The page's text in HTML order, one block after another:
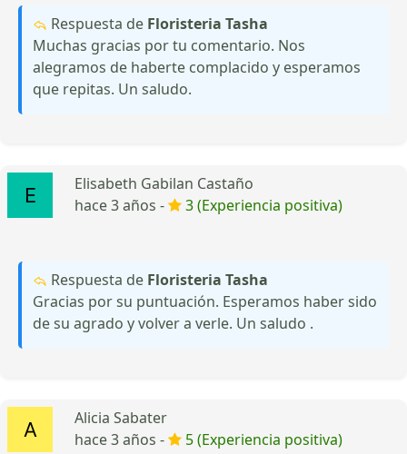
Respuesta de Floristeria Tasha
Muchas gracias por tu comentario. Nos
alegramos de haberte complacido y esperamos
que repitas. Un saludo.
Elisabeth Gabilan Castaño
hace 3 años -
3 (Experiencia positiva)
Respuesta de Floristeria Tasha
Gracias por su puntuación. Esperamos haber sido
de su agrado y volver a verle. Un saludo .
Alicia Sabater
hace 3 años -
5 (Experiencia positiva)